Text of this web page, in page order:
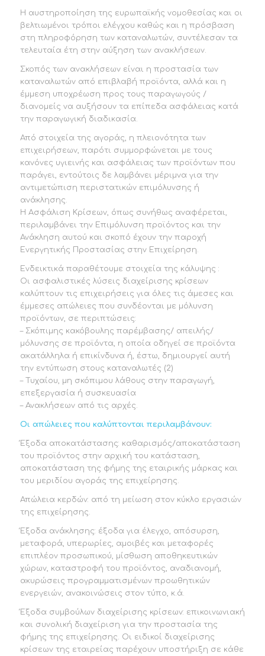
Η αυστηροποίηση της ευρωπαϊκής νομοθεσίας και οι
βελτιωμένοι τρόποι ελέγχου καθώς και η πρόσβαση
στη πληροφόρηση των καταναλωτών, συντέλεσαν τα
τελευταία έτη στην αύξηση των ανακλήσεων.
Σκοπός των ανακλήσεων είναι η προστασία των
καταναλωτών από επιβλαβή προϊόντα, αλλά και η
έμμεση υποχρέωση προς τους παραγωγούς /
διανομείς να αυξήσουν τα επίπεδα ασφάλειας κατά
την παραγωγική διαδικασία.
Από στοιχεία της αγοράς, η πλειονότητα των
επιχειρήσεων, παρότι συμμορφώνεται με τους
κανόνες υγιεινής και ασφάλειας των προϊόντων που
παράγει, εντούτοις δε λαμβάνει μέριμνα για την
αντιμετώπιση περιστατικών επιμόλυνσης ή
ανάκλησης.
Η Ασφάλιση Κρίσεων, όπως συνήθως αναφέρεται,
περιλαμβάνει την Επιμόλυνση προϊόντος και την
Ανάκληση αυτού και σκοπό έχουν την παροχή
Ενεργητικής Προστασίας στην Επιχείρηση.
Ενδεικτικά παραθέτουμε στοιχεία της κάλυψης :
Οι ασφαλιστικές λύσεις διαχείρισης κρίσεων
καλύπτουν τις επιχειρήσεις για όλες τις άμεσες και
έμμεσες απώλειες που συνδέονται με μόλυνση
προϊόντων, σε περιπτώσεις:
– Σκόπιμης κακόβουλης παρέμβασης/ απειλής/
μόλυνσης σε προϊόντα, η οποία οδηγεί σε προϊόντα
ακατάλληλα ή επικίνδυνα ή, έστω, δημιουργεί αυτή
την εντύπωση στους καταναλωτές (2)
– Τυχαίου, μη σκόπιμου λάθους στην παραγωγή,
επεξεργασία ή συσκευασία
– Ανακλήσεων από τις αρχές.
Οι απώλειες που καλύπτονται περιλαμβάνουν:
Έξοδα αποκατάστασης: καθαρισμός/αποκατάσταση
του προϊόντος στην αρχική του κατάσταση,
αποκατάσταση της φήμης της εταιρικής μάρκας και
του μεριδίου αγοράς της επιχείρησης.
Απώλεια κερδών: από τη μείωση στον κύκλο εργασιών
της επιχείρησης.
Έξοδα ανάκλησης: έξοδα για έλεγχο, απόσυρση,
μεταφορά, υπερωρίες, αμοιβές και μεταφορές
επιπλέον προσωπικού, μίσθωση αποθηκευτικών
χώρων, καταστροφή του προϊόντος, αναδιανομή,
ακυρώσεις προγραμματισμένων προωθητικών
ενεργειών, ανακοινώσεις στον τύπο, κ.ά.
Έξοδα συμβούλων διαχείρισης κρίσεων: επικοινωνιακή
και συνολική διαχείριση για την προστασία της
φήμης της επιχείρησης. Οι ειδικοί διαχείρισης
κρίσεων της εταιρείας παρέχουν υποστήριξη σε κάθε